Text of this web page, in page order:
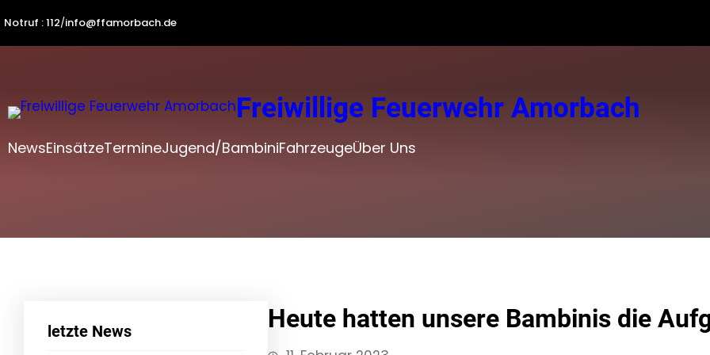
Notruf : 112/info@ffamorbach.de
Freiwillige Feuerwehr Amorbach
NewsEinsätzeTermineJugend/BambiniFahrzeugeÜber Uns
letzte News Heute hatten unsere Bambinis die